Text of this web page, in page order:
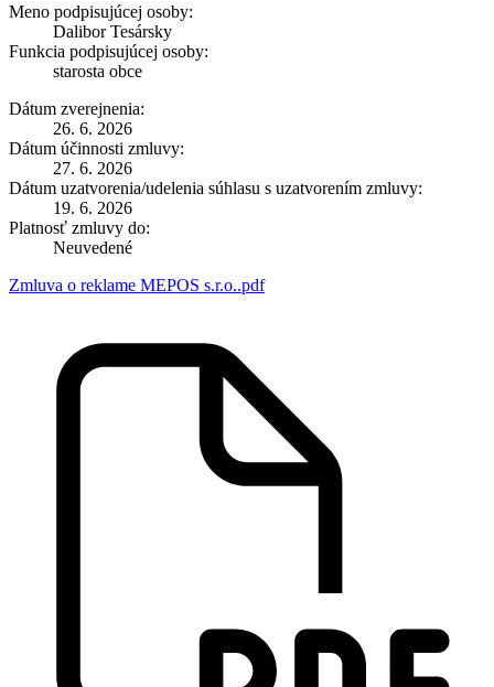
Meno podpisujúcej osoby:
Dalibor Tesársky
Funkcia podpisujúcej osoby:
starosta obce
Dátum zverejnenia:
26. 6. 2026
Dátum účinnosti zmluvy:
27. 6. 2026
Dátum uzatvorenia/udelenia súhlasu s uzatvorením zmluvy:
19. 6. 2026
Platnosť zmluvy do:
Neuvedené
Zmluva o reklame MEPOS s.r.o..pdf